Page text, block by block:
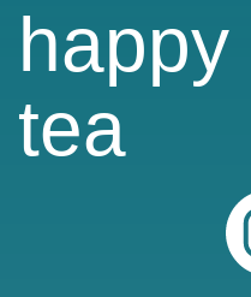
happy
tea